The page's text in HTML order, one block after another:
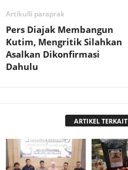
Artikulli paraprak
Pers Diajak Membangun
Kutim, Mengritik Silahkan
Asalkan Dikonfirmasi
Dahulu
ARTIKEL TERKAIT